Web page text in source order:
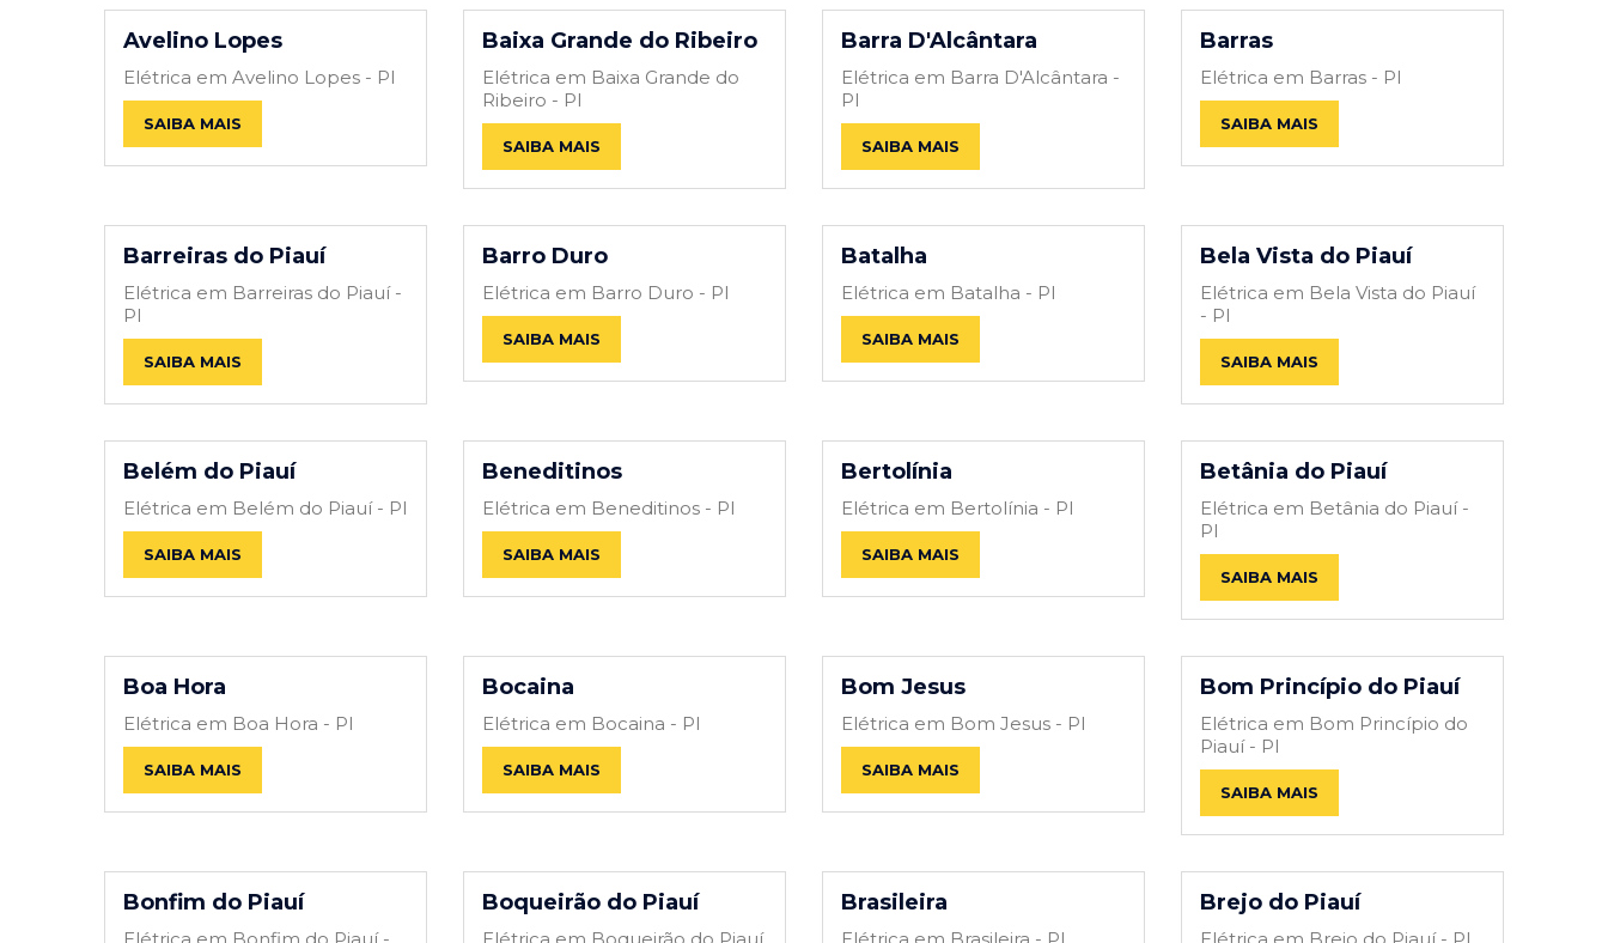
Avelino Lopes
Elétrica em Avelino Lopes - PI
SAIBA MAIS
Baixa Grande do Ribeiro
Elétrica em Baixa Grande do
Ribeiro - PI
SAIBA MAIS
Barra D'Alcântara
Elétrica em Barra D'Alcântara -
PI
SAIBA MAIS
Barras
Elétrica em Barras - PI
SAIBA MAIS
Barreiras do Piauí
Elétrica em Barreiras do Piauí -
PI
SAIBA MAIS
Barro Duro
Elétrica em Barro Duro - PI
SAIBA MAIS
Batalha
Elétrica em Batalha - PI
SAIBA MAIS
Bela Vista do Piauí
Elétrica em Bela Vista do Piauí
- PI
SAIBA MAIS
Belém do Piauí
Elétrica em Belém do Piauí - PI
SAIBA MAIS
Beneditinos
Elétrica em Beneditinos - PI
SAIBA MAIS
Bertolínia
Elétrica em Bertolínia - PI
SAIBA MAIS
Betânia do Piauí
Elétrica em Betânia do Piauí -
PI
SAIBA MAIS
Boa Hora
Elétrica em Boa Hora - PI
SAIBA MAIS
Bocaina
Elétrica em Bocaina - PI
SAIBA MAIS
Bom Jesus
Elétrica em Bom Jesus - PI
SAIBA MAIS
Bom Princípio do Piauí
Elétrica em Bom Princípio do
Piauí - PI
SAIBA MAIS
Bonfim do Piauí Boqueirão do Piauí Brasileira Brejo do Piauí